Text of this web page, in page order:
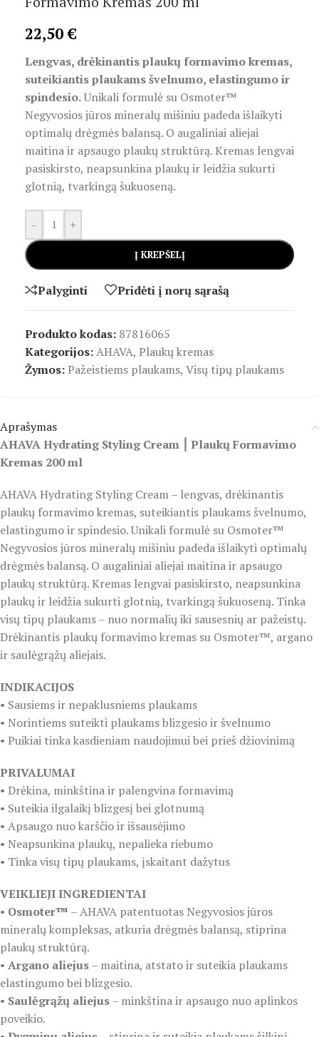
22,50€
Lengvas, drėkinantis plaukų formavimo kremas,
suteikiantis plaukams švelnumo, elastingumo ir
spindesio.Unikali formulė su Osmoter™
Negyvosios jūros mineralų mišiniu padeda išlaikyti
optimalų drėgmės balansą. O augaliniai aliejai
maitina ir apsaugo plaukų struktūrą. Kremas lengvai
pasiskirsto, neapsunkina plaukų ir leidžia sukurti
glotnią, tvarkingą šukuoseną.
- +
Į KREPŠELĮ
Palyginti Pridėti į norų sąrašą
Produkto kodas: 87816065
Kategorijos:AHAVA, Plaukų kremas
Žymos: Pažeistiems plaukams, Visų tipų plaukams
Aprašymas
AHAVA Hydrating Styling Cream ⎮ Plaukų Formavimo
Kremas 200 ml
AHAVA Hydrating Styling Cream – lengvas, drėkinantis
plaukų formavimo kremas, suteikiantis plaukams švelnumo,
elastingumo ir spindesio. Unikali formulė su Osmoter™
Negyvosios jūros mineralų mišiniu padeda išlaikyti optimalų
drėgmės balansą. O augaliniai aliejai maitina ir apsaugo
plaukų struktūrą. Kremas lengvai pasiskirsto, neapsunkina
plaukų ir leidžia sukurti glotnią, tvarkingą šukuoseną. Tinka
visų tipų plaukams – nuo normalių iki sausesnių ar pažeistų.
Drėkinantis plaukų formavimo kremas su Osmoter™, argano
ir saulėgrąžų aliejais.
INDIKACIJOS
• Sausiems ir nepaklusniems plaukams
• Norintiems suteikti plaukams blizgesio ir švelnumo
• Puikiai tinka kasdieniam naudojimui bei prieš džiovinimą
PRIVALUMAI
• Drėkina, minkština ir palengvina formavimą
• Suteikia ilgalaikį blizgesį bei glotnumą
• Apsaugo nuo karščio ir išsausėjimo
• Neapsunkina plaukų, nepalieka riebumo
• Tinka visų tipų plaukams, įskaitant dažytus
VEIKLIEJI INGREDIENTAI
• Osmoter™ – AHAVA patentuotas Negyvosios jūros
mineralų kompleksas, atkuria drėgmės balansą, stiprina
plaukų struktūrą.
• Argano aliejus– maitina, atstato ir suteikia plaukams
elastingumo bei blizgesio.
• Saulėgrąžų aliejus– minkština ir apsaugo nuo aplinkos
poveikio.